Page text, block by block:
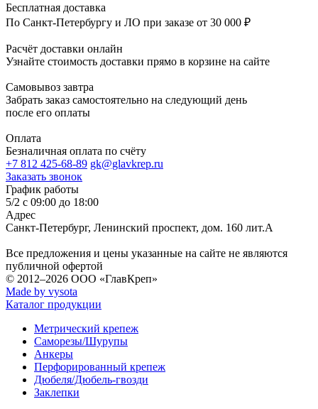
Бесплатная доставка
По Санкт-Петербургу и ЛО при заказе от 30 000 ₽
Расчёт доставки онлайн
Узнайте стоимость доставки прямо в корзине на сайте
Самовывоз завтра
Забрать заказ самостоятельно на следующий день
после его оплаты
Оплата
Безналичная оплата по счёту
+7 812 425-68-89 gk@glavkrep.ru
Заказать звонок
График работы
5/2 с 09:00 до 18:00
Адрес
Санкт-Петербург, Ленинский проспект, дом. 160 лит.А
Все предложения и цены указанные на сайте не являются
публичной офертой
© 2012–2026 ООО «ГлавКреп»
Made by vysota
Каталог продукции
Метрический крепеж
Саморезы/Шурупы
Анкеры
Перфорированный крепеж
Дюбеля/Дюбель-гвозди
Заклепки